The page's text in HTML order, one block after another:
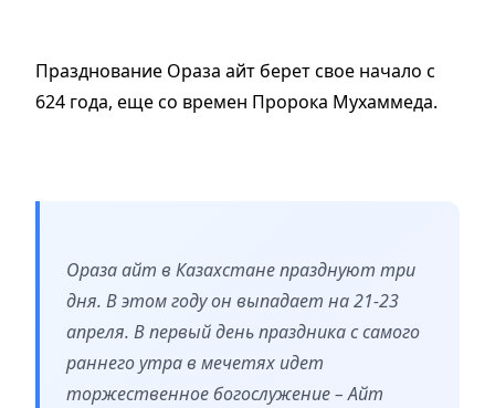
Празднование Ораза айт берет свое начало с
624 года, еще со времен Пророка Мухаммеда.
Ораза айт в Казахстане празднуют три
дня. В этом году он выпадает на 21-23
апреля. В первый день праздника с самого
раннего утра в мечетях идет
торжественное богослужение – Айт